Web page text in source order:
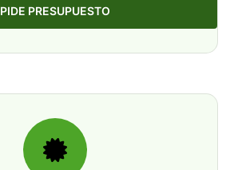
PIDE PRESUPUESTO